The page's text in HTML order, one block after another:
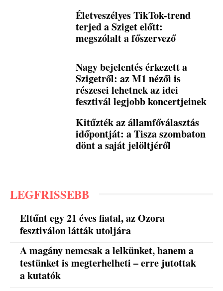
Életveszélyes TikTok-trend
terjed a Sziget előtt:
megszólalt a főszervező
Nagy bejelentés érkezett a
Szigetről: az M1 nézői is
részesei lehetnek az idei
fesztivál legjobb koncertjeinek
Kitűzték az államfőválasztás
időpontját: a Tisza szombaton
dönt a saját jelöltjéről
LEGFRISSEBB
Eltűnt egy 21 éves fiatal, az Ozora
fesztiválon látták utoljára
A magány nemcsak a lelkünket, hanem a
testünket is megterhelheti – erre jutottak
a kutatók